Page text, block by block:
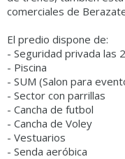
comerciales de
El predio dispone de:
- Seguridad privada las
- Piscina
- SUM (Salon para
- Sector con parrillas
- Cancha de futbol
- Cancha de Voley
- Vestuarios
- Senda aeróbica